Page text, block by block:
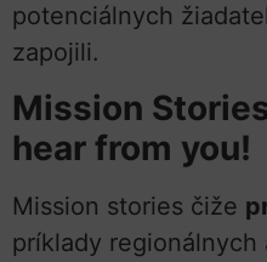
potenciálnych
zapojili.
Mission
hear from you!
Mission stories čiže
príklady regionálnych